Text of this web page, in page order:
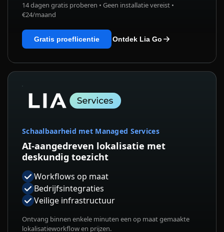
14 dagen gratis proberen • Geen installatie vereist •
€24/maand
Gratis proeflicentie Ontdek Lia Go
Schaalbaarheid met Managed Services
AI-aangedreven lokalisatie met
deskundig toezicht
Workflows op maat
Bedrijfsintegraties
Veilige infrastructuur
Ontvang binnen enkele minuten een op maat gemaakte
lokalisatieworkflow en prijzen.